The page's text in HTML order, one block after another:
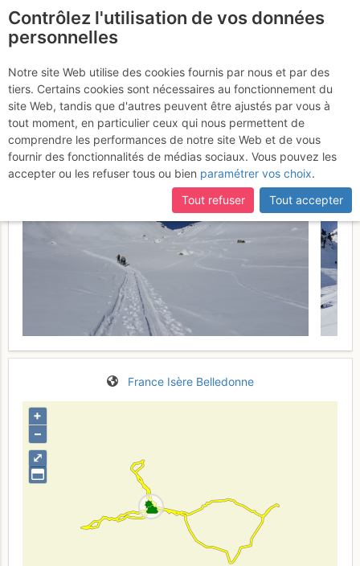
certaines pages ne sont plus accessibles, manquantes ou
incomplètes, déconnectez-vous puis reconnectez-vous à votre
compte sur le site.
Pointe du Sciallet et
Brèche de Roche Fendue
Dimanche 12 février 2017
France Isère Belledonne
⤢
+
–
Contrôlez l'utilisation de vos données
personnelles
Notre site Web utilise des cookies fournis par nous et par des
tiers. Certains cookies sont nécessaires au fonctionnement du
site Web, tandis que d'autres peuvent être ajustés par vous à
tout moment, en particulier ceux qui nous permettent de
comprendre les performances de notre site Web et de vous
fournir des fonctionnalités de médias sociaux. Vous pouvez les
accepter ou les refuser tous ou bien paramétrer vos choix.
Tout refuser
Tout accepter